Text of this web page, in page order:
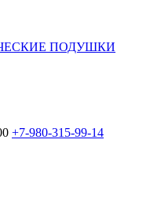
ПОДУШКИ
+7-980-315-99-14